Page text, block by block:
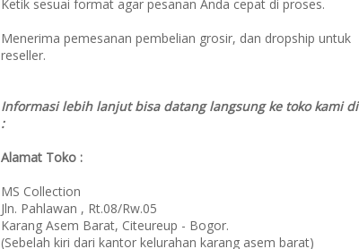
Ketik sesuai format agar pesanan Anda cepat di proses.
Menerima pemesanan pembelian grosir, dan dropship untuk
reseller.
Informasi lebih lanjut bisa datang langsung ke toko kami di
:
Alamat Toko :
MS Collection
Jln. Pahlawan , Rt.08/Rw.05
Karang Asem Barat, Citeureup - Bogor.
(Sebelah kiri dari kantor kelurahan karang asem barat)